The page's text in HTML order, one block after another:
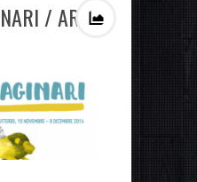
/ ARCI